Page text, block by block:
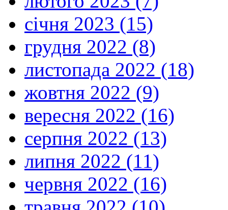
січня 2023 (15)
грудня 2022 (8)
листопада 2022 (18)
жовтня 2022 (9)
вересня 2022 (16)
серпня 2022 (13)
липня 2022 (11)
червня 2022 (16)